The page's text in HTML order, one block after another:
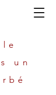
un